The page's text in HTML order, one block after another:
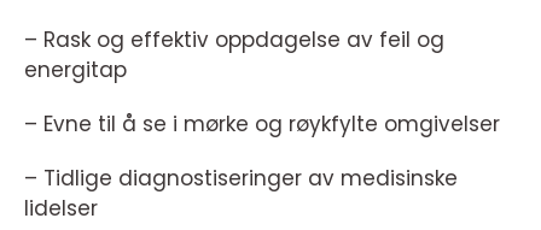
– Rask og effektiv oppdagelse av feil og
energitap
– Evne til å se i mørke og røykfylte omgivelser
– Tidlige diagnostiseringer av medisinske
lidelser